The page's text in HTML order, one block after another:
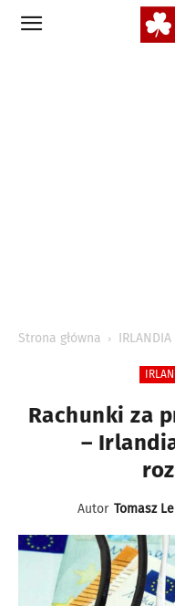
Strona główna
Rachunki za
–
Autor Tomasz